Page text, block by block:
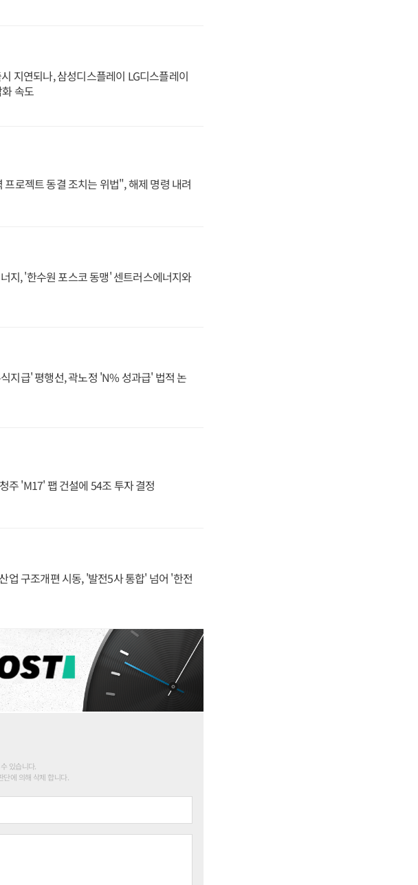
지연되나, 삼성디스플레이 LG디스플레이
속도
로젝트 동결 조치는 위법", 해제 명령 내려
지, '한수원 포스코 동맹' 센트러스에너지와
지급' 평행선, 곽노정 'N% 성과급' 법적 논
주 'M17' 팹 건설에 54조 투자 결정
업 구조개편 시동, '발전5사 통합' 넘어 '한전
있습니다.
단에 의해 삭제 합니다.